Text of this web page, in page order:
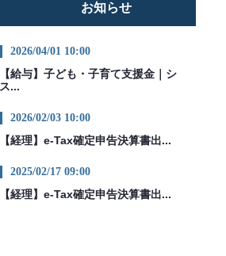
お知らせ
2026/04/01 10:00
【給与】子ども・子育て支援金｜シ
ス...
2026/02/03 10:00
【経理】e-Tax確定申告決算書出...
2025/02/17 09:00
【経理】e-Tax確定申告決算書出...